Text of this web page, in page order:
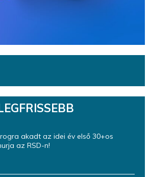
akadt az idei év első 30+os
az RSD-n!